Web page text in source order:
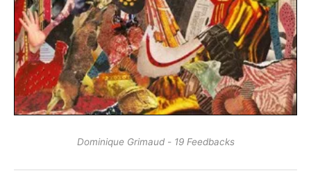
Dominique Grimaud - 19 Feedbacks